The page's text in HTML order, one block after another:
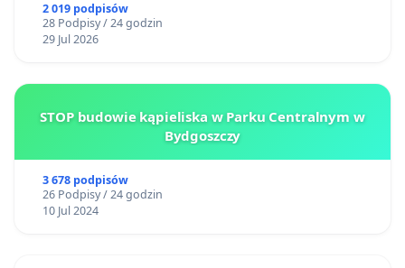
2 019 podpisów
28 Podpisy / 24 godzin
29 Jul 2026
STOP budowie kąpieliska w Parku Centralnym w
Bydgoszczy
3 678 podpisów
26 Podpisy / 24 godzin
10 Jul 2024